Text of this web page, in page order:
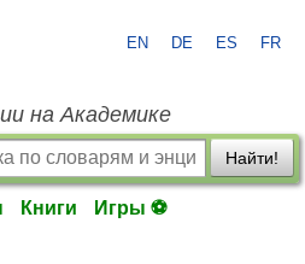
EN DE ES FR
на Академике
Найти!
Книги Игры ⚽